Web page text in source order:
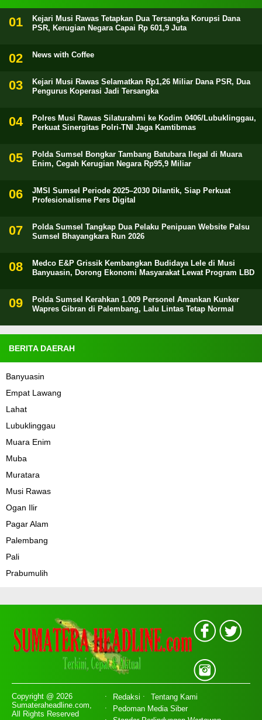
Kejari Musi Rawas Tetapkan Dua Tersangka Korupsi Dana
PSR, Kerugian Negara Capai Rp 601,9 Juta
News with Coffee
Kejari Musi Rawas Selamatkan Rp1,26 Miliar Dana PSR, Dua
Pengurus Koperasi Jadi Tersangka
Polres Musi Rawas Silaturahmi ke Kodim 0406/Lubuklinggau,
Perkuat Sinergitas Polri-TNI Jaga Kamtibmas
Polda Sumsel Bongkar Tambang Batubara Ilegal di Muara
Enim, Cegah Kerugian Negara Rp95,9 Miliar
JMSI Sumsel Periode 2025–2030 Dilantik, Siap Perkuat
Profesionalisme Pers Digital
Polda Sumsel Tangkap Dua Pelaku Penipuan Website Palsu
Sumsel Bhayangkara Run 2026
Medco E&P Grissik Kembangkan Budidaya Lele di Musi
Banyuasin, Dorong Ekonomi Masyarakat Lewat Program LBD
Polda Sumsel Kerahkan 1.009 Personel Amankan Kunker
Wapres Gibran di Palembang, Lalu Lintas Tetap Normal
BERITA DAERAH
Banyuasin
Empat Lawang
Lahat
Lubuklinggau
Muara Enim
Muba
Muratara
Musi Rawas
Ogan Ilir
Pagar Alam
Palembang
Pali
Prabumulih
Copyright @ 2026
Sumateraheadline.com,
All Rights Reserved
Redaksi
Tentang Kami
Pedoman Media Siber